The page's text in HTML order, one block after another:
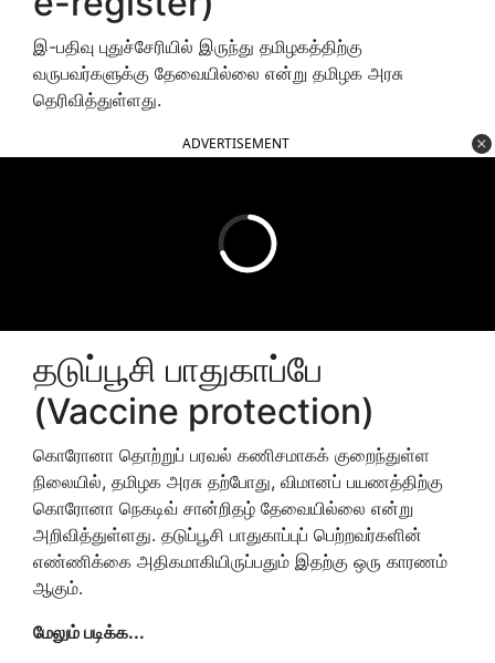
இ-பதிவு புதுச்சேரியில் இருந்து தமிழகத்திற்கு
வருபவர்களுக்கு தேவையில்லை என்று தமிழக அரசு
தெரிவித்துள்ளது.
ADVERTISEMENT
தடுப்பூசி பாதுகாப்பே
(Vaccine protection)
கொரோனா தொற்றுப் பரவல் கணிசமாகக் குறைந்துள்ள
நிலையில், தமிழக அரசு தற்போது, விமானப் பயணத்திற்கு
கொரோனா நெகடிவ் சான்றிதழ் தேவையில்லை என்று
அறிவித்துள்ளது. தடுப்பூசி பாதுகாப்புப் பெற்றவர்களின்
எண்ணிக்கை அதிகமாகியிருப்பதும் இதற்கு ஒரு காரணம்
ஆகும்.
மேலும் படிக்க...